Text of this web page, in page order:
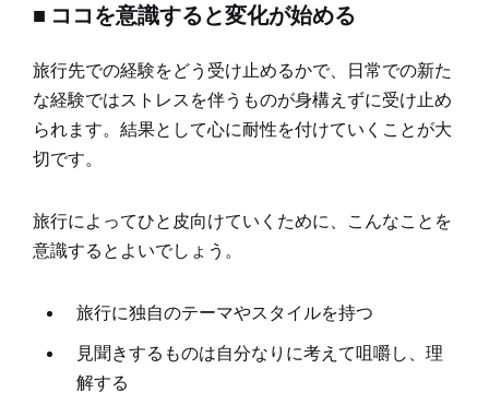
■ ココを意識すると変化が始める
旅行先での経験をどう受け止めるかで、日常での新た
な経験ではストレスを伴うものが身構えずに受け止め
られます。結果として心に耐性を付けていくことが大
切です。
旅行によってひと皮向けていくために、こんなことを
意識するとよいでしょう。
旅行に独自のテーマやスタイルを持つ
見聞きするものは自分なりに考えて咀嚼し、理
解する